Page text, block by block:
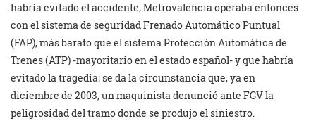
habría evitado el accidente; Metrovalencia operaba entonces
con el sistema de seguridad Frenado Automático Puntual
(FAP), más barato que el sistema Protección Automática de
Trenes (ATP) -mayoritario en el estado español- y que habría
evitado la tragedia; se da la circunstancia que, ya en
diciembre de 2003, un maquinista denunció ante FGV la
peligrosidad del tramo donde se produjo el siniestro.